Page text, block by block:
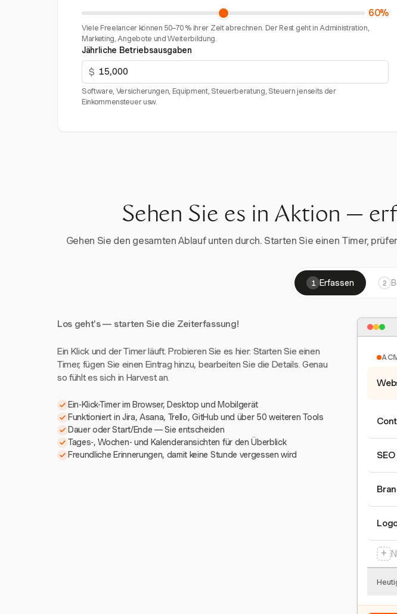
60%
Viele Freelancer können 50–70 % ihrer Zeit abrechnen. Der Rest geht in Administration,
Marketing, Angebote und Weiterbildung.
Jährliche Betriebsausgaben
$
Software, Versicherungen, Equipment, Steuerberatung, Steuern jenseits der
Einkommensteuer usw.
Sehen Sie es in Aktion —
Gehen Sie den gesamten Ablauf unten durch. Starten Sie einen Timer,
1 Erfassen 2
Los geht's — starten Sie die Zeiterfassung!
Ein Klick und der Timer läuft. Probieren Sie es hier: Starten Sie einen
Timer, fügen Sie einen Eintrag hinzu, bearbeiten Sie die Details. Genau
so fühlt es sich in Harvest an.
Ein-Klick-Timer im Browser, Desktop und Mobilgerät
Funktioniert in Jira, Asana, Trello, GitHub und über 50 weiteren Tools
Dauer oder Start/Ende — Sie entscheiden
Tages-, Wochen- und Kalenderansichten für den Überblick
Freundliche Erinnerungen, damit keine Stunde vergessen wird
+